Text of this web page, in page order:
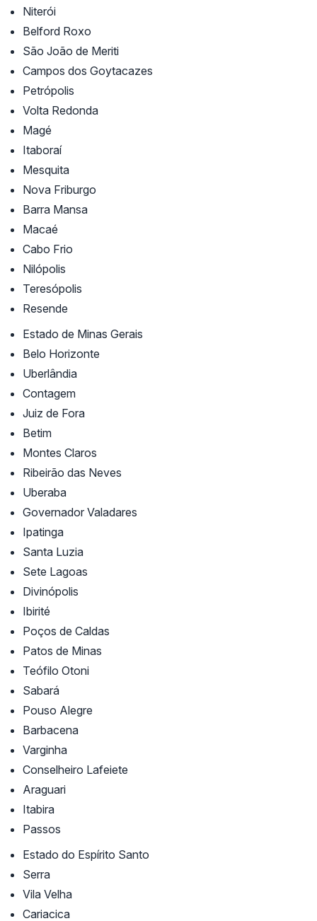
Niterói
Belford Roxo
São João de Meriti
Campos dos Goytacazes
Petrópolis
Volta Redonda
Magé
Itaboraí
Mesquita
Nova Friburgo
Barra Mansa
Macaé
Cabo Frio
Nilópolis
Teresópolis
Resende
Estado de Minas Gerais
Belo Horizonte
Uberlândia
Contagem
Juiz de Fora
Betim
Montes Claros
Ribeirão das Neves
Uberaba
Governador Valadares
Ipatinga
Santa Luzia
Sete Lagoas
Divinópolis
Ibirité
Poços de Caldas
Patos de Minas
Teófilo Otoni
Sabará
Pouso Alegre
Barbacena
Varginha
Conselheiro Lafeiete
Araguari
Itabira
Passos
Estado do Espírito Santo
Serra
Vila Velha
Cariacica